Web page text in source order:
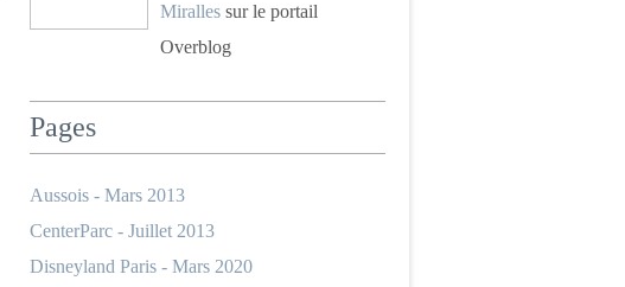
Miralles sur le portail
Overblog
Pages
Aussois - Mars 2013
CenterParc - Juillet 2013
Disneyland Paris - Mars 2020